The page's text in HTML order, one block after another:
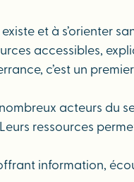
et à s’orienter
accessibles,
c’est un
acteurs du
ressources
information,